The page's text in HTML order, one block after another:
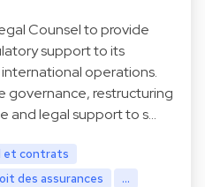
Counsel to provide
support to its
operations.
governance, restructuring
and legal support to s…
et contrats
des assurances ...